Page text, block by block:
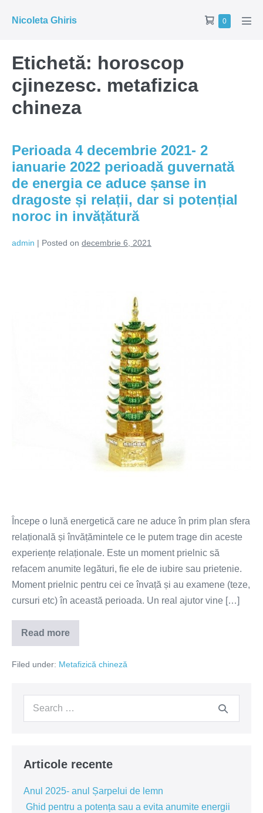
Nicoleta Ghiris
Shopping
0Items
Etichetă: horoscop
cjinezesc. metafizica
chineza
Perioada 4 decembrie 2021- 2
ianuarie 2022 perioadă guvernată
de energia ce aduce șanse in
dragoste și relații, dar si potențial
noroc in invățătură
admin | Posted on decembrie 6, 2021
și
relații,
dar
si
potențial
noroc
in
invățătură
Începe o lună energetică care ne aduce în prim plan sfera
relațională și învățămintele ce le putem trage din aceste
experiențe relaționale. Este un moment prielnic să
refacem anumite legături, fie ele de iubire sau prietenie.
Moment prielnic pentru cei ce învață și au examene (teze,
cursuri etc) în această perioada. Un real ajutor vine […]
Read more
Perioada
4
2021-
2022
perioadă
guvernată
de
șanse
in
și
relații,
dar
Filed under: Metafizică chineză
Search
Articole recente
Anul 2025- anul Șarpelui de lemn
Ghid pentru a potența sau a evita anumite energii